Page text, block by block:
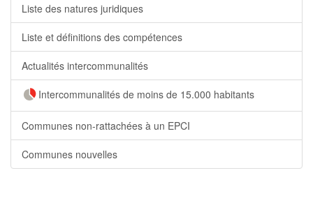
Liste des natures juridiques
Liste et définitions des compétences
Actualités intercommunalités
Intercommunalités de moins de 15.000 habitants
Communes non-rattachées à un EPCI
Communes nouvelles